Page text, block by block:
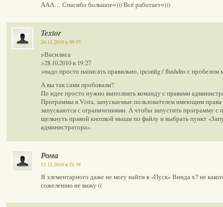
ААА… Спасибо большое=))) Всё работает=)))
Textor
26.11.2010 в 09:35
>Василиса
>28.10.2010 в 19:27
>надо просто написать правильно, ipconfig / flushdns с пробелом
А вы так сами пробовали?
По идее просто нужно выполнять команду с правами
Программы в Vista, запускаемые пользователем имеющим права
запускаются с ограничениями. А чтобы запустить программу
щелкнуть правой кнопкой мыши по файлу и выбрать пункт
администратора».
Рома
12.12.2010 в 21:38
Я элементарного даже не могу найти в «Пуск» Винда х7 не
сожелению не вижу ((